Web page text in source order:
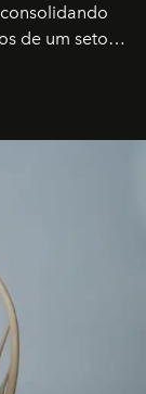
de um setor